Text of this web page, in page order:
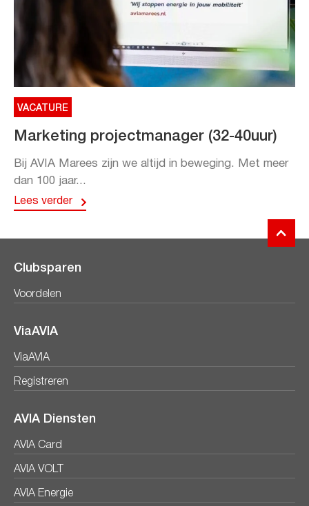
VACATURE
Marketing projectmanager (32-40uur)
Bij AVIA Marees zijn we altijd in beweging. Met meer
dan 100 jaar...
Lees verder
Clubsparen
Voordelen
ViaAVIA
ViaAVIA
Registreren
AVIA Diensten
AVIA Card
AVIA VOLT
AVIA Energie